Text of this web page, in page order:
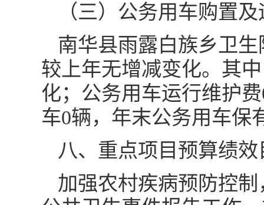
（三）公务用车购置
南华县雨露白族乡卫
较上年无增减变化。其
化；公务用车运行维护
车0辆，年末公务用车保
八、重点项目预算绩
加强农村疾病预防控